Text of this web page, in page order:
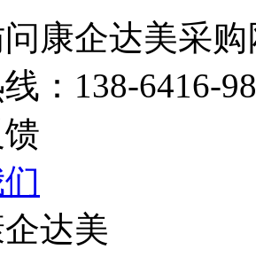
康企达美采购
： 138-6416-
达美